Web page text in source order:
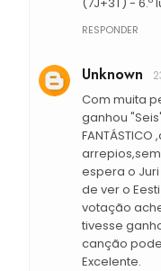
RESPONDER
Unknown
Com muita
ganhou
espera o
de ver o
votação
tivesse
canção
Excelente.